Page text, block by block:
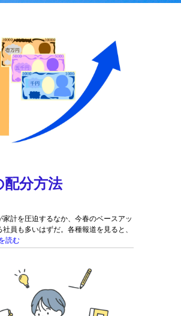
配分方法
計を圧迫するなか、今春のベースアッ
社員も多いはずだ。各種報道を見ると、
読む